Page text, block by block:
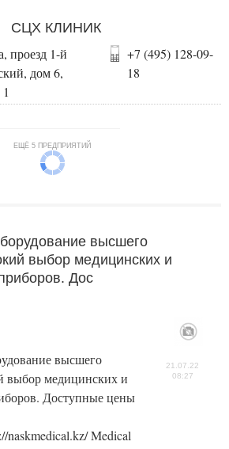
СЦХ КЛИНИК
проезд 1-й
дом 6,
+7 (495) 128-09-
18
ЕЩЁ 5 ПРЕДПРИЯТИЙ
высшего
выбор медицинских и
Дос
высшего
выбор медицинских и
Доступные цены
naskmedical.kz/ Medical
21.07.22
08:27